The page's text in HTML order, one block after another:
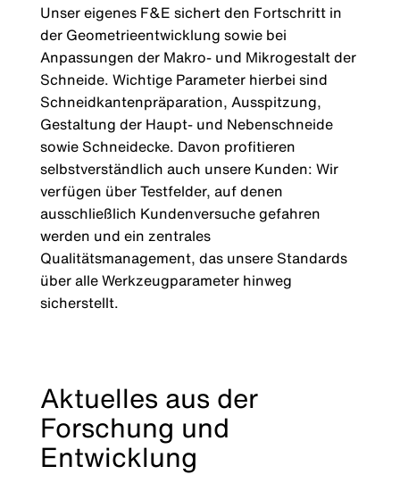
Unser eigenes F&E sichert den Fortschritt in
der Geometrieentwicklung sowie bei
Anpassungen der Makro- und Mikrogestalt der
Schneide. Wichtige Parameter hierbei sind
Schneidkantenpräparation, Ausspitzung,
Gestaltung der Haupt- und Nebenschneide
sowie Schneidecke. Davon profitieren
selbstverständlich auch unsere Kunden: Wir
verfügen über Testfelder, auf denen
ausschließlich Kundenversuche gefahren
werden und ein zentrales
Qualitätsmanagement, das unsere Standards
über alle Werkzeugparameter hinweg
sicherstellt.
Aktuelles aus der
Forschung und
Entwicklung